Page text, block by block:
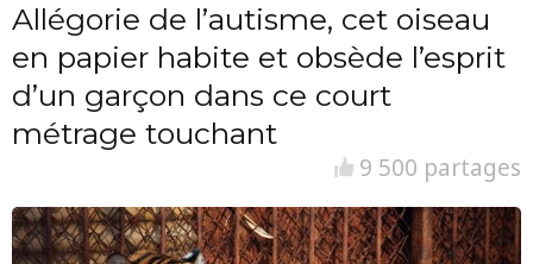
Allégorie de l’autisme, cet oiseau
en papier habite et obsède l’esprit
d’un garçon dans ce court
métrage touchant
9 500 partages